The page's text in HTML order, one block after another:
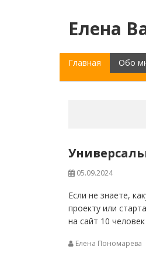
Елена
Главная Обо
05.09.2024
Если не знаете,
проекту или
на сайт 10
Елена Пономарева